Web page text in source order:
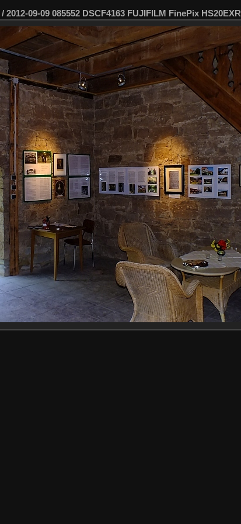
/ 2012-09-09 085552 DSCF4163 FUJIFILM FinePix HS20EXR